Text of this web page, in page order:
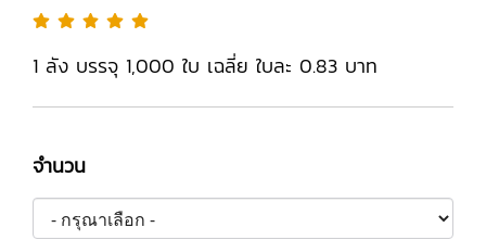
1 ลัง บรรจุ 1,000 ใบ เฉลี่ย ใบละ 0.83 บาท
จำนวน